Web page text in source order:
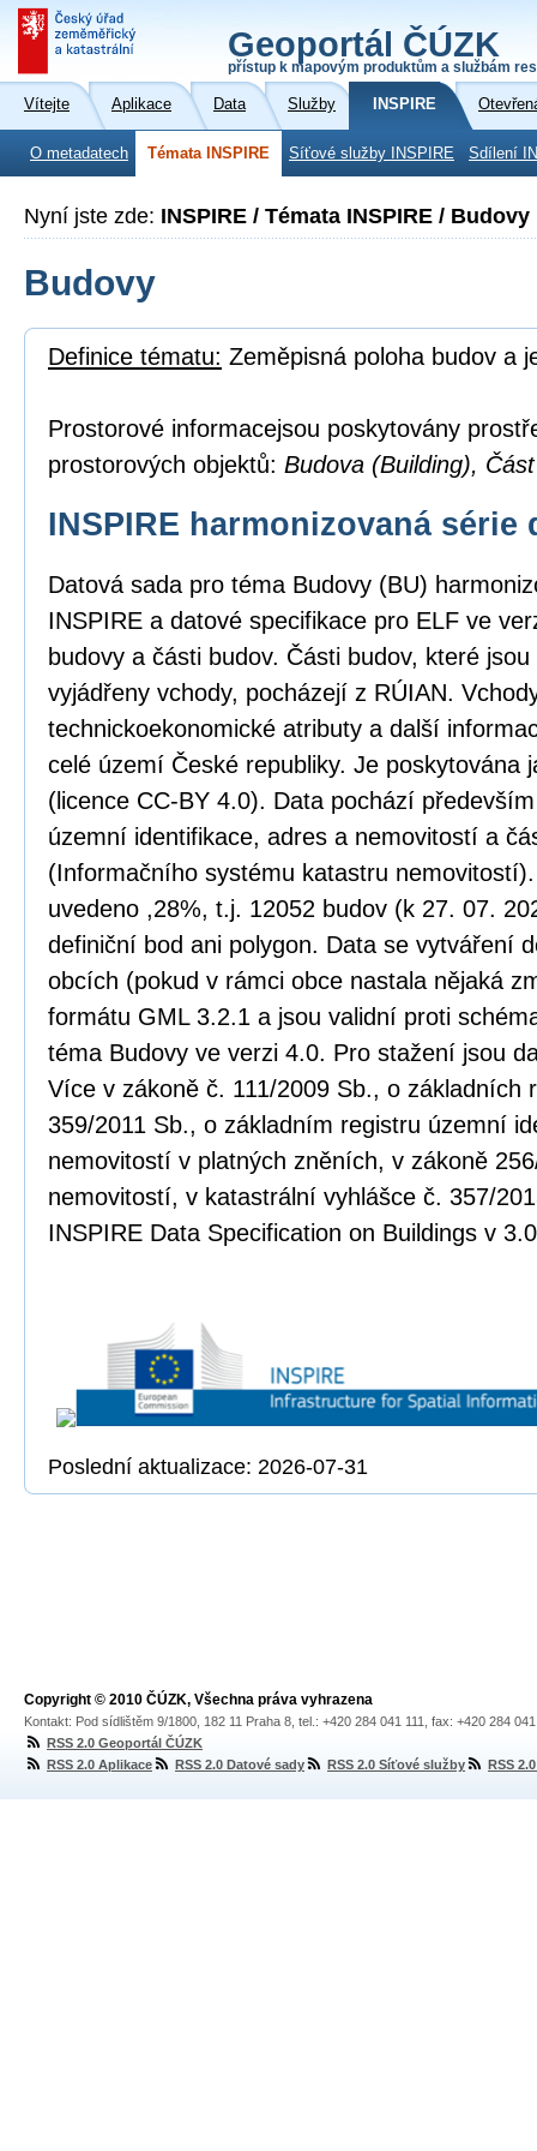
Geoportál ČÚZK
přístup k mapovým produktům a službám
Vítejte Aplikace Data Služby INSPIRE
O metadatech Témata INSPIRE Síťové služby INSPIRE Sdílení
Nyní jste zde: INSPIRE / Témata INSPIRE / Budovy
Budovy
Definice tématu: Zeměpisná poloha budov a
Prostorové informacejsou poskytovány
prostorových objektů: Budova (Building),
INSPIRE harmonizovaná série
Datová sada pro téma Budovy (BU)
INSPIRE a datové specifikace pro ELF ve
budovy a části budov. Části budov, které
vyjádřeny vchody, pocházejí z RÚIAN.
technickoekonomické atributy a další
celé území České republiky. Je poskytována
(licence CC-BY 4.0). Data pochází
územní identifikace, adres a nemovitostí a
(Informačního systému katastru
uvedeno ,28%, t.j. 12052 budov (k 27. 07.
definiční bod ani polygon. Data se vytváření
obcích (pokud v rámci obce nastala nějaká
formátu GML 3.2.1 a jsou validní proti
téma Budovy ve verzi 4.0. Pro stažení jsou
Více v zákoně č. 111/2009 Sb., o základních
359/2011 Sb., o základním registru územní
nemovitostí v platných zněních, v zákoně
nemovitostí, v katastrální vyhlášce č. 357/
INSPIRE Data Specification on Buildings v
Poslední aktualizace: 2026-07-31
Copyright © 2010 ČÚZK, Všechna práva vyhrazena
Kontakt: Pod sídlištěm 9/1800, 182 11 Praha 8, tel.: +420 284 041 111, fax: +420 284
RSS 2.0 Geoportál ČÚZK
RSS 2.0 Aplikace
RSS 2.0 Datové sady RSS 2.0 Síťové služby RSS